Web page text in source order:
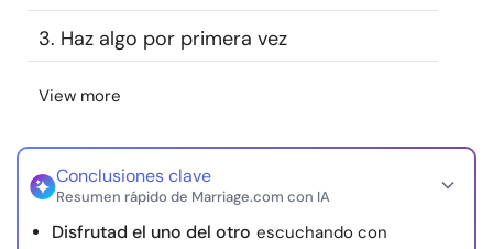
Encuentra un terapeuta
Sobre nosotros Contáctanos
nosotros
© Copyright 2026. Todos los derechos reservados.
3. Haz algo por primera vez
View more
Conclusiones clave
Resumen rápido de Marriage.com con IA
Disfrutad el uno del otro escuchando con